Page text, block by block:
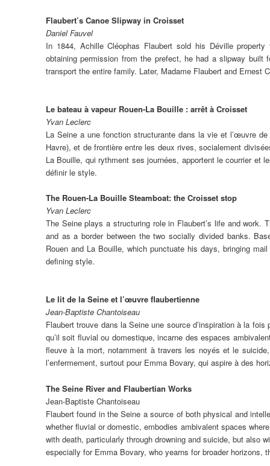
Flaubert’s Canoe Slipway in Croisset
Daniel Fauvel
In 1844, Achille Cléophas Flaubert sold his Déville
obtaining permission from the prefect, he had a slipway
transport the entire family. Later, Madame Flaubert and Ernest
Le bateau à vapeur Rouen-La Bouille : arrêt à Croisset
Yvan Leclerc
La Seine a une fonction structurante dans la vie et l’œuvre
Havre), et de frontière entre les deux rives, socialement
La Bouille, qui rythment ses journées, apportent le courrier et
définir le style.
The Rouen-La Bouille Steamboat: the Croisset stop
Yvan Leclerc
The Seine plays a structuring role in Flaubert’s life and
and as a border between the two socially divided banks.
Rouen and La Bouille, which punctuate his days, bringing
defining style.
Le lit de la Seine et l’œuvre flaubertienne
Jean-Baptiste Chantoiseau
Flaubert trouve dans la Seine une source d’inspiration à la
qu’il soit fluvial ou domestique, incarne des espaces
fleuve à la mort, notamment à travers les noyés et le
l’enfermement, surtout pour Emma Bovary, qui aspire à des
The Seine River and Flaubertian Works
Jean-Baptiste Chantoiseau
Flaubert found in the Seine a source of both physical and
whether fluvial or domestic, embodies ambivalent spaces
with death, particularly through drowning and suicide, but also
especially for Emma Bovary, who yearns for broader horizons,